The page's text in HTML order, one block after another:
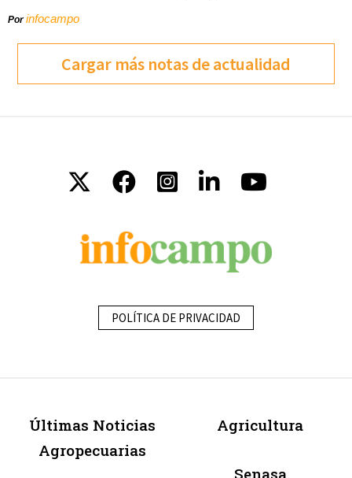
Porinfocampo
Cargar más notas de actualidad
POLÍTICA DE PRIVACIDAD
Últimas Noticias
Agropecuarias
Agricultura
Senasa